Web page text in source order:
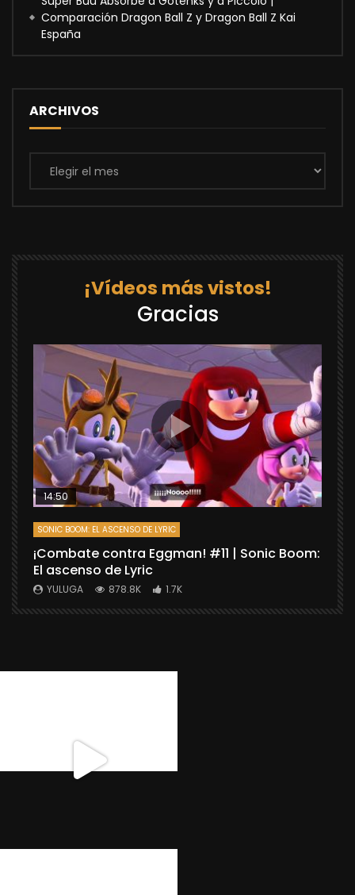
Comparación Dragon Ball Z y Dragon Ball Z Kai
España
ARCHIVOS
Archivos
¡Vídeos más vistos!
Gracias
14:50
SONIC BOOM: EL ASCENSO DE LYRIC
¡Combate contra Eggman! #11 | Sonic Boom:
El ascenso de Lyric
YULUGA 878.8K 1.7K